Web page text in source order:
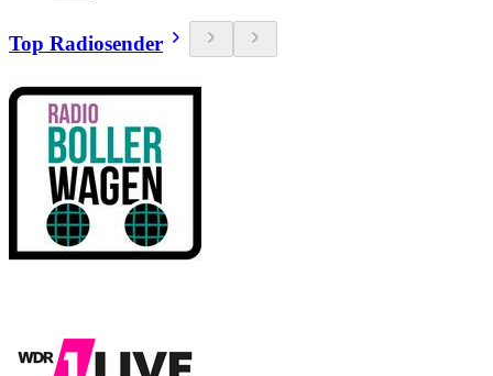
Top Radiosender